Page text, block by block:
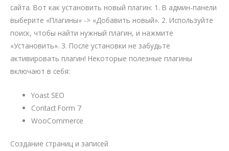
сайта. Вот как установить новый плагин: 1. В админ-панели
выберите «Плагины» -> «Добавить новый». 2. Используйте
поиск, чтобы найти нужный плагин, и нажмите
«Установить». 3. После установки не забудьте
активировать плагин! Некоторые полезные плагины
включают в себя:
Yoast SEO
Contact Form 7
WooCommerce
Создание страниц и записей